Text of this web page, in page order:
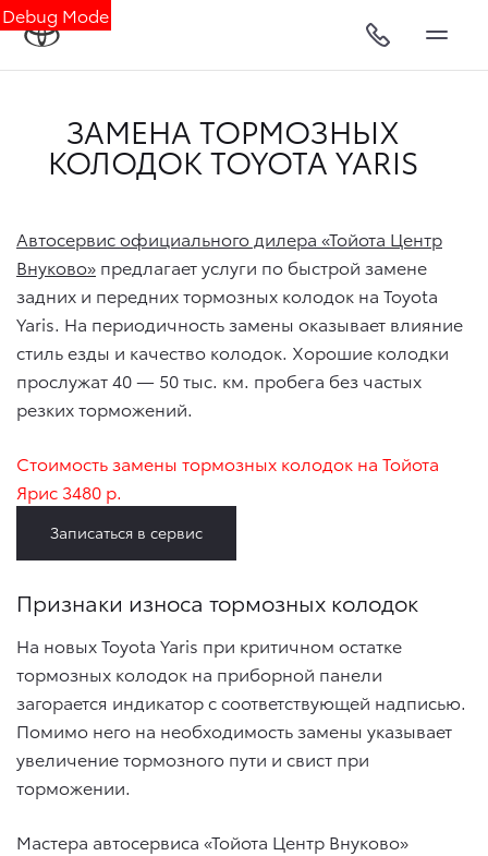
Debug Mode
ЗАМЕНА ТОРМОЗНЫХ
КОЛОДОК TOYOTA YARIS
Автосервис официального дилера «Тойота Центр
Внуково» предлагает услуги по быстрой замене
задних и передних тормозных колодок на Toyota
Yaris. На периодичность замены оказывает влияние
стиль езды и качество колодок. Хорошие колодки
прослужат 40 — 50 тыс. км. пробега без частых
резких торможений.
Стоимость замены тормозных колодок на Тойота
Ярис 3480 р.
Записаться в сервис
Признаки износа тормозных колодок
На новых Toyota Yaris при критичном остатке
тормозных колодок на приборной панели
загорается индикатор с соответствующей надписью.
Помимо него на необходимость замены указывает
увеличение тормозного пути и свист при
торможении.
Мастера автосервиса «Тойота Центр Внуково»